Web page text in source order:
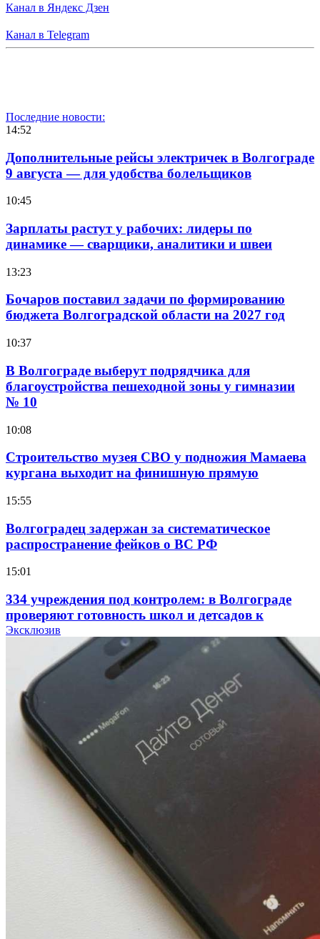
Канал в Яндекс Дзен
Канал в Telegram
Последние новости:
14:52
Дополнительные рейсы электричек в Волгограде
9 августа — для удобства болельщиков
10:45
Зарплаты растут у рабочих: лидеры по
динамике — сварщики, аналитики и швеи
13:23
Бочаров поставил задачи по формированию
бюджета Волгоградской области на 2027 год
10:37
В Волгограде выберут подрядчика для
благоустройства пешеходной зоны у гимназии
№ 10
10:08
Строительство музея СВО у подножия Мамаева
кургана выходит на финишную прямую
15:55
Волгоградец задержан за систематическое
распространение фейков о ВС РФ
15:01
334 учреждения под контролем: в Волгограде
проверяют готовность школ и детсадов к
учебному году
Покушение на убийство в Волгограде: девушка
напала на незнакомую женщину с ножом
12:39
Сладкий праздник в Волгограде: в Центральном
парке прошёл фестиваль „Арбузный переполох“
Волгоградские компании нарастили экспорт:
заключены контракты на 3,6 млн долларов
Эксклюзив